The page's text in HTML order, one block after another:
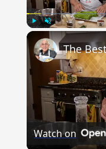
Unmute
Watch on